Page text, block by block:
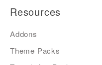
Resources
Addons
Theme Packs